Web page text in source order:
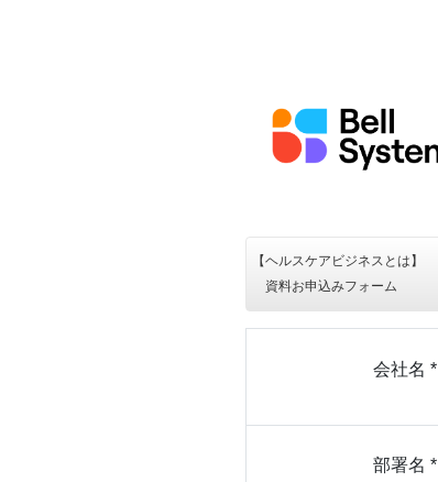
【ヘルスケアビジネスとは】
資料お申込みフォーム
会社名 *
部署名 *